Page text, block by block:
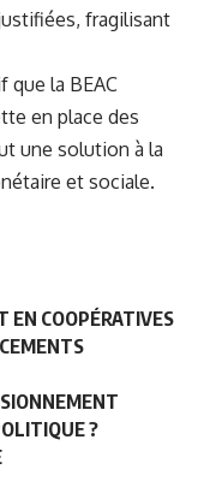
fragilisant
la BEAC
en place des
une solution à la
et sociale.
EN COOPÉRATIVES
?